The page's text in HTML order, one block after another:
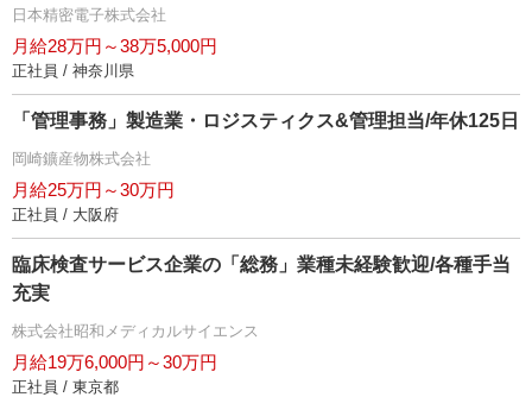
日本精密電子株式会社
月給28万円～38万5,000円
正社員 / 神奈川県
「管理事務」製造業・ロジスティクス&管理担当/年休125日
岡崎鑛産物株式会社
月給25万円～30万円
正社員 / 大阪府
臨床検査サービス企業の「総務」業種未経験歓迎/各種手当
充実
株式会社昭和メディカルサイエンス
月給19万6,000円～30万円
正社員 / 東京都